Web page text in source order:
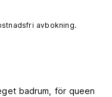
avbokning.
badrum, för queen